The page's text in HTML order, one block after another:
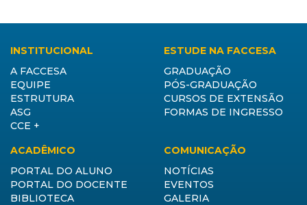
INSTITUCIONAL
A FACCESA
EQUIPE
ESTRUTURA
ASG
CCE +
ESTUDE NA FACCESA
GRADUAÇÃO
PÓS-GRADUAÇÃO
CURSOS DE EXTENSÃO
FORMAS DE INGRESSO
ACADÊMICO
PORTAL DO ALUNO
PORTAL DO DOCENTE
BIBLIOTECA
COMUNICAÇÃO
NOTÍCIAS
EVENTOS
GALERIA